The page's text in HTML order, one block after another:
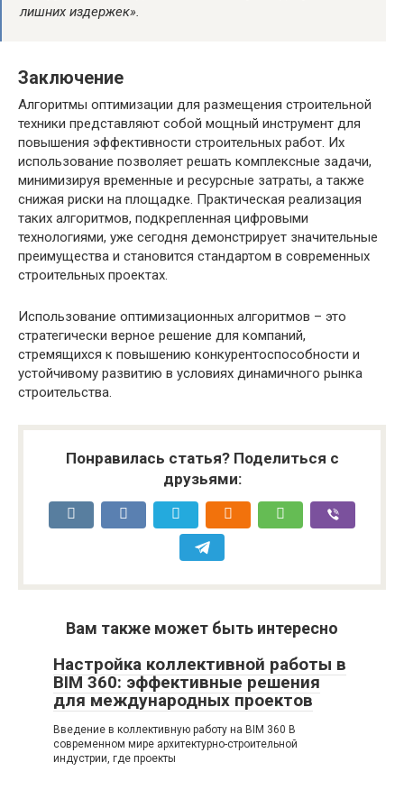
лишних издержек».
Заключение
Алгоритмы оптимизации для размещения строительной
техники представляют собой мощный инструмент для
повышения эффективности строительных работ. Их
использование позволяет решать комплексные задачи,
минимизируя временные и ресурсные затраты, а также
снижая риски на площадке. Практическая реализация
таких алгоритмов, подкрепленная цифровыми
технологиями, уже сегодня демонстрирует значительные
преимущества и становится стандартом в современных
строительных проектах.
Использование оптимизационных алгоритмов – это
стратегически верное решение для компаний,
стремящихся к повышению конкурентоспособности и
устойчивому развитию в условиях динамичного рынка
строительства.
Понравилась статья? Поделиться с
друзьями:
Вам также может быть интересно
Настройка коллективной работы в
BIM 360: эффективные решения
для международных проектов
Введение в коллективную работу на BIM 360 В
современном мире архитектурно-строительной
индустрии, где проекты